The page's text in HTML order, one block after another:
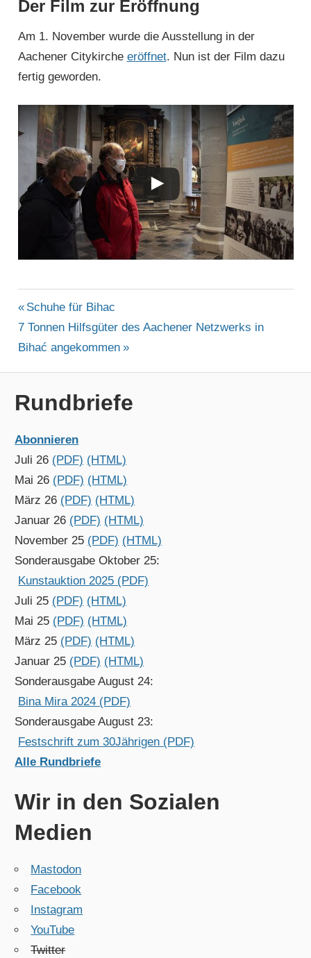
Der Film zur Eröffnung
Am 1. November wurde die Ausstellung in der
Aachener Citykirche eröffnet. Nun ist der Film dazu
fertig geworden.
FOTOAUSSTELLUNG
Beitragsnavigation
Vorheriger
Beitrag:
Schuhe für Bihac
Nächster
Beitrag:
7 Tonnen Hilfsgüter des Aachener Netzwerks in
Bihać angekommen
Rundbriefe
Abonnieren
Juli 26 (PDF) (HTML)
Mai 26 (PDF) (HTML)
März 26 (PDF) (HTML)
Januar 26 (PDF) (HTML)
November 25 (PDF) (HTML)
Sonderausgabe Oktober 25:
Kunstauktion 2025 (PDF)
Juli 25 (PDF) (HTML)
Mai 25 (PDF) (HTML)
März 25 (PDF) (HTML)
Januar 25 (PDF) (HTML)
Sonderausgabe August 24:
Bina Mira 2024 (PDF)
Sonderausgabe August 23:
Festschrift zum 30Jährigen (PDF)
Alle Rundbriefe
Wir in den Sozialen
Medien
Mastodon
Facebook
Instagram
YouTube
Twitter